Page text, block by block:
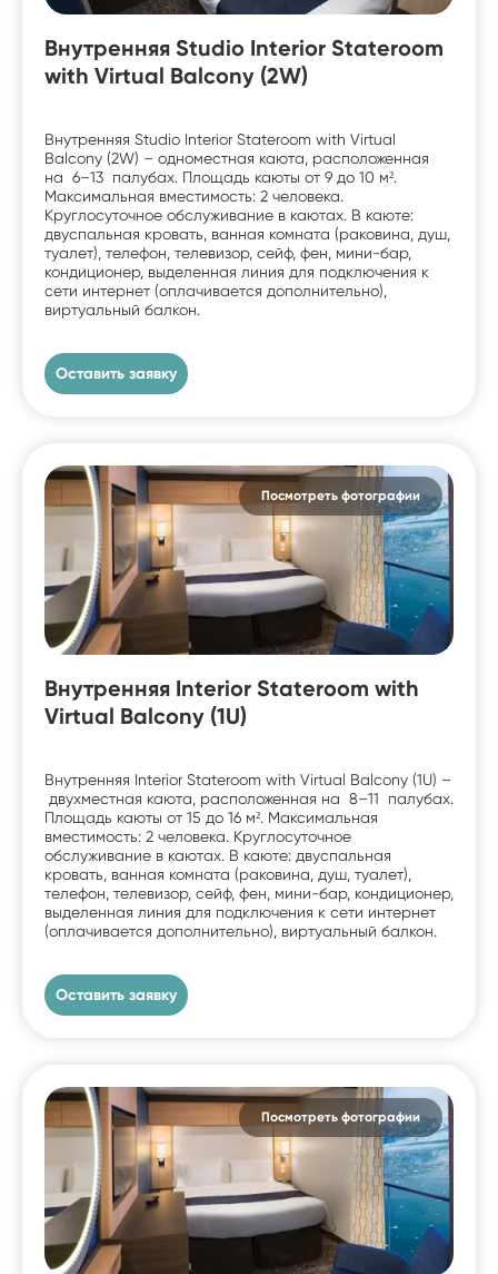
Внутренняя Studio Interior Stateroom
with Virtual Balcony (2W)
Внутренняя Studio Interior Stateroom with Virtual
Balcony (2W) – одноместная каюта, расположенная
на 6–13 палубах. Площадь каюты от 9 до 10 м².
Максимальная вместимость: 2 человека.
Круглосуточное обслуживание в каютах. В каюте:
двуспальная кровать, ванная комната (раковина, душ,
туалет), телефон, телевизор, сейф, фен, мини-бар,
кондиционер, выделенная линия для подключения к
сети интернет (оплачивается дополнительно),
виртуальный балкон.
Оставить заявку
Посмотреть фотографии
Внутренняя Interior Stateroom with
Virtual Balcony (1U)
Внутренняя Interior Stateroom with Virtual Balcony (1U) –
двухместная каюта, расположенная на 8–11 палубах.
Площадь каюты от 15 до 16 м². Максимальная
вместимость: 2 человека. Круглосуточное
обслуживание в каютах. В каюте: двуспальная
кровать, ванная комната (раковина, душ, туалет),
телефон, телевизор, сейф, фен, мини-бар, кондиционер,
выделенная линия для подключения к сети интернет
(оплачивается дополнительно), виртуальный балкон.
Оставить заявку
Посмотреть фотографии